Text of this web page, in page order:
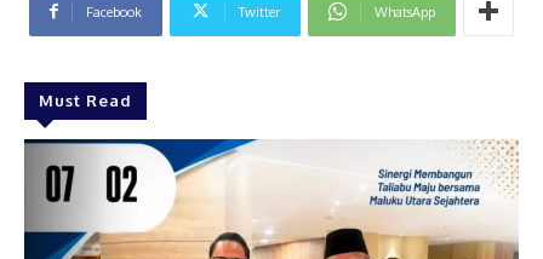
Facebook Twitter WhatsApp
Must Read